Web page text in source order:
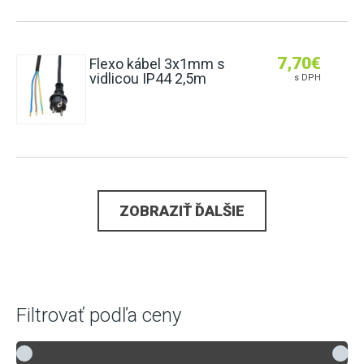
Flexo kábel 3x1mm s
vidlicou IP44 2,5m
7,70€
s DPH
ZOBRAZIŤ ĎALŠIE
Filtrovať podľa ceny